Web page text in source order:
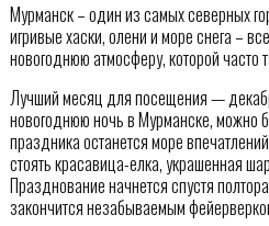
Мурманск – один из самых северных
игривые хаски, олени и море снега –
новогоднюю атмосферу, которой часто
Лучший месяц для посещения —
новогоднюю ночь в Мурманске, можно
праздника останется море
стоять красавица-елка, украшенная
Празднование начнется спустя
закончится незабываемым